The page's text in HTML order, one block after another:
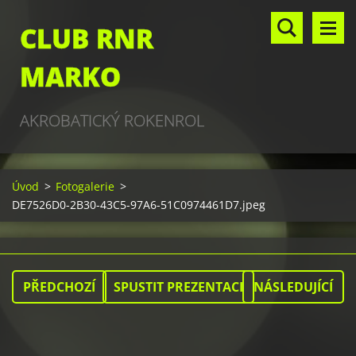
CLUB RNR
MARKO
AKROBATICKÝ ROKENROL
Úvod > Fotogalerie >
DE7526D0-2B30-43C5-97A6-51C0974461D7.jpeg
PŘEDCHOZÍ SPUSTIT PREZENTACI NÁSLEDUJÍCÍ